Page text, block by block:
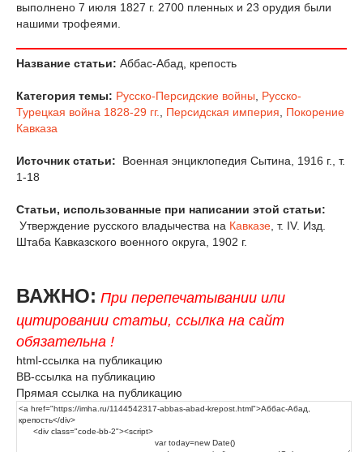
выполнено 7 июля 1827 г. 2700 пленных и 23 орудия были
нашими трофеями.
Название статьи: Аббас-Абад, крепость
Категория темы: Русско-Персидские войны
Русско-
Турецкая война 1828-29 гг.
Персидская империя
Покорение
Кавказа
Источник статьи:
Военная энциклопедия Сытина, 1916 г., т.
1-18
Статьи, использованные при написании этой статьи:
Утверждение русского владычества на Кавказе , т. IV. Изд.
Штаба Кавказского военного округа, 1902 г.
ВАЖНО: При перепечатывании или
цитировании статьи, ссылка на сайт
обязательна !
html-ссылка на публикацию
BB-ссылка на публикацию
Прямая ссылка на публикацию